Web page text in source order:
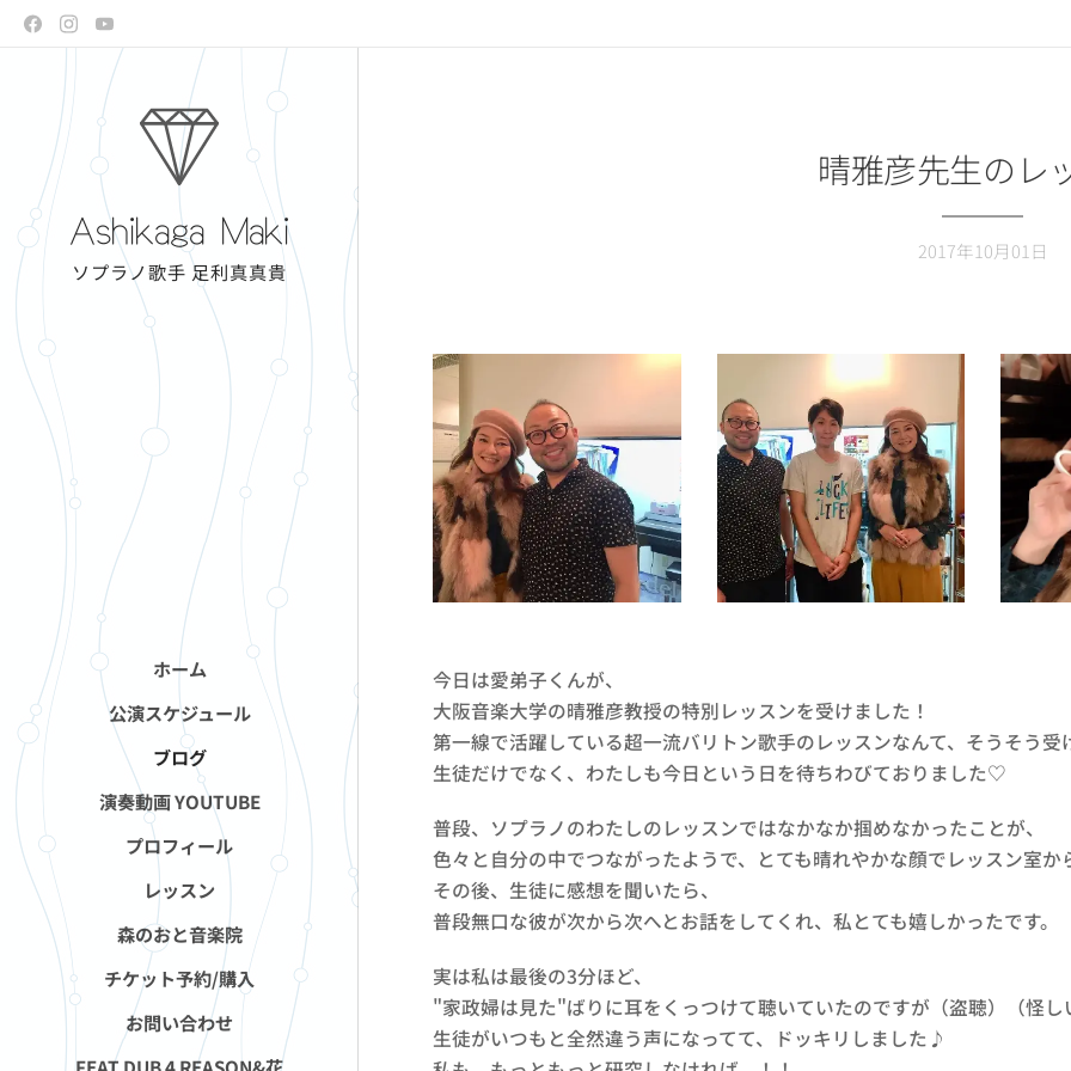
Ashikaga Maki
ソプラノ歌手 足利真真貴
ホーム
公演スケジュール
ブログ
演奏動画 YOUTUBE
プロフィール
レッスン
森のおと音楽院
チケット予約/購入
お問い合わせ
晴雅彦先生のレ
2017年10月01日
今日は愛弟子くんが、
大阪音楽大学の晴雅彦教授の特別レッスンを受けました！
第一線で活躍している超一流バリトン歌手のレッスンなんて、そうそう
生徒だけでなく、わたしも今日という日を待ちわびておりました♡
普段、ソプラノのわたしのレッスンではなかなか掴めなかったことが、
色々と自分の中でつながったようで、とても晴れやかな顔でレッスン室か
その後、生徒に感想を聞いたら、
普段無口な彼が次から次へとお話をしてくれ、私とても嬉しかったです。
実は私は最後の3分ほど、
"家政婦は見た"ばりに耳をくっつけて聴いていたのですが（盗聴）（怪し
生徒がいつもと全然違う声になってて、ドッキリしました♪